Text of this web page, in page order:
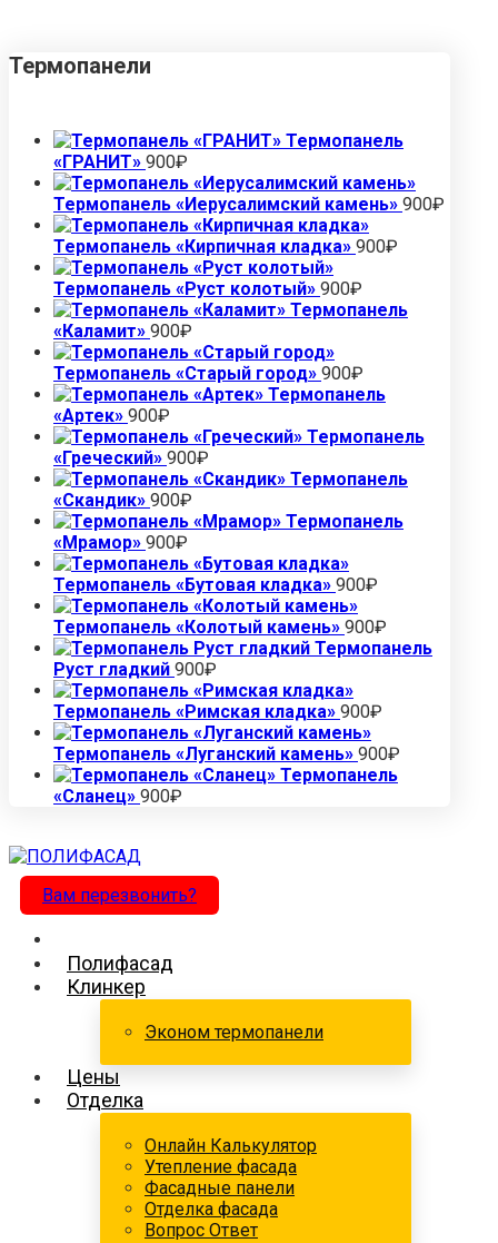
Термопанели
Термопанель
«ГРАНИТ» 900₽
Термопанель «Иерусалимский камень» 900₽
Термопанель «Кирпичная кладка» 900₽
Термопанель «Руст колотый» 900₽
Термопанель
«Каламит» 900₽
Термопанель «Старый город» 900₽
Термопанель
«Артек» 900₽
Термопанель
«Греческий» 900₽
Термопанель
«Скандик» 900₽
Термопанель
«Мрамор» 900₽
Термопанель «Бутовая кладка» 900₽
Термопанель «Колотый камень» 900₽
Термопанель
Руст гладкий 900₽
Термопанель «Римская кладка» 900₽
Термопанель «Луганский камень» 900₽
Термопанель
«Сланец» 900₽
Вам перезвонить?
Полифасад
Клинкер
Эконом термопанели
Цены
Отделка
Онлайн Калькулятор
Утепление фасада
Фасадные панели
Отделка фасада
Вопрос Ответ